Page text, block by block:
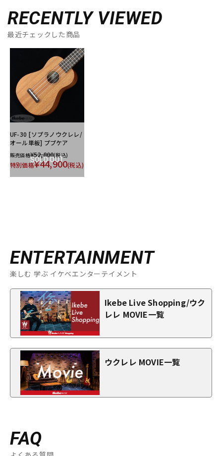
RECENTLY VIEWED
最近チェックした商品
SOLD OUT
UF-30 [ソプラノウクレレ/
オール単板] ププケア
販売価格¥52,800(税込)
特別価格¥44,900(税込)
ENTERTAINMENT
楽しむ 学ぶ イケベエンターテイメント
Ikebe Live Shopping/ウク
レレ MOVIE一覧
ウクレレ MOVIE一覧
FAQ